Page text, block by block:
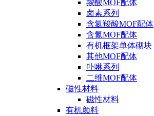
羧酸MOF配体
卤素系列
含氮羧酸MOF配体
含氮MOF配体
有机框架单体砌块
其他MOF配体
卟啉系列
二维MOF配体
磁性材料
磁性材料
有机颜料